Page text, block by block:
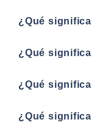
¿Qué
¿Qué
¿Qué
¿Qué